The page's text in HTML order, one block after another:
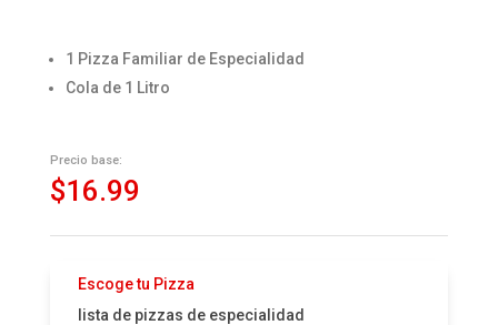
1 Pizza Familiar de Especialidad
Cola de 1 Litro
Precio base:
$16.99
Escoge tu Pizza
lista de pizzas de especialidad